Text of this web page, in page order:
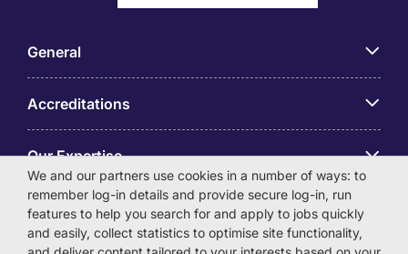
General
Accreditations
Our Expertise
アプリ
We and our partners use cookies in a number of ways: to
remember log-in details and provide secure log-in, run
features to help you search for and apply to jobs quickly
and easily, collect statistics to optimise site functionality,